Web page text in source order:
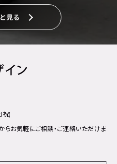
見る
祝)
らお気軽にご相談・ご連絡いただけま